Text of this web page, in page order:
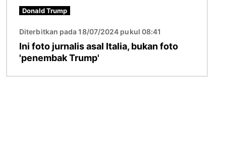
Donald Trump
Diterbitkan pada 18/07/2024 pukul 08:41
Ini foto jurnalis asal Italia, bukan foto
'penembak Trump'